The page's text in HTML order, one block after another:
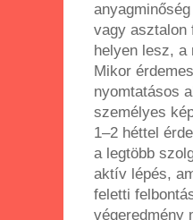
vagy asztalon
helyen lesz, a
Mikor
nyomtatásos
személyes
1–2 héttel
a legtöbb
aktív lépés,
feletti
végeredmény